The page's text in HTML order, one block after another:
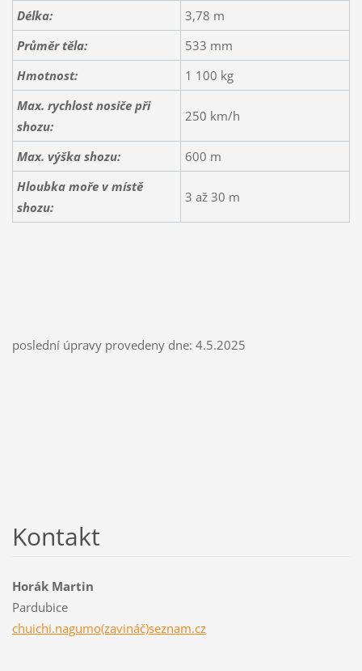
Délka:
3,78 m
Průměr těla:
533 mm
Hmotnost:
1 100 kg
Max. rychlost nosiče při
shozu:
250 km/h
Max. výška shozu:
600 m
Hloubka moře v místě
shozu:
3 až 30 m
poslední úpravy provedeny dne: 4.5.2025
Kontakt
Horák Martin
Pardubice
chuichi.nagumo(zavináč)seznam.cz